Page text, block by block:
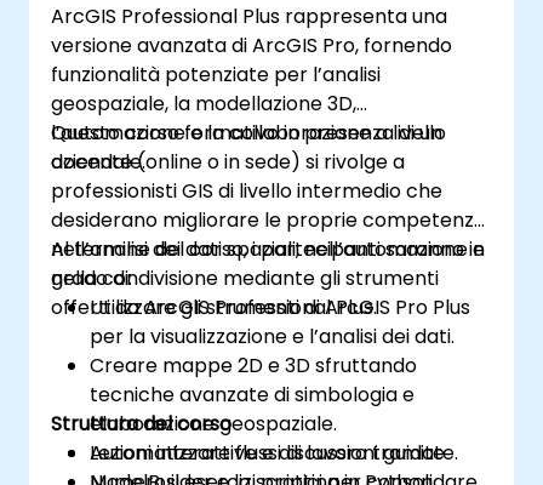
ArcGIS Professional Plus rappresenta una
versione avanzata di ArcGIS Pro, fornendo
funzionalità potenziate per l’analisi
geospaziale, la modellazione 3D,
l’automazione e la collaborazione a livello
aziendale.
Questo corso formativo in presenza di un
docente (online o in sede) si rivolge a
professionisti GIS di livello intermedio che
desiderano migliorare le proprie competenze
nell’analisi dei dati spaziali, nell’automazione e
nella condivisione mediante gli strumenti
offerti da ArcGIS Professional Plus.
Al termine del corso, i partecipanti saranno in
grado di:
Utilizzare gli strumenti di ArcGIS Pro Plus
per la visualizzazione e l’analisi dei dati.
Creare mappe 2D e 3D sfruttando
tecniche avanzate di simbologia e
elaborazione geospaziale.
Automatizzare flussi di lavoro tramite
Struttura del corso
Lezioni interattive e discussioni guidate.